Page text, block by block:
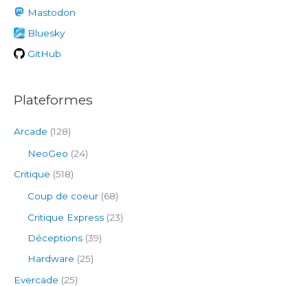
h
e
r
Mastodon
Bluesky
GitHub
Plateformes
Arcade (128)
NeoGeo (24)
Critique (518)
Coup de coeur (68)
Critique Express (23)
Déceptions (39)
Hardware (25)
Evercade (25)